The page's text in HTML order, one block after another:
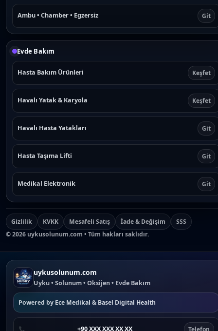
Ambu • Chamber • Egzersiz Git
Evde Bakım
Hasta Bakım Ürünleri Keşfet
Havalı Yatak & Karyola Keşfet
Havalı Hasta Yatakları Git
Hasta Taşıma Lifti Git
Medikal Elektronik Git
Gizlilik KVKK Mesafeli Satış İade & Değişim
SSS
©2026 uykusolunum.com • Tüm hakları saklıdır.
uykusolunum.com
Uyku • Solunum • Oksijen • Evde Bakım
Powered by Ece Medikal & Basel Digital Health
+90 XXX XXX XX XX Telefon